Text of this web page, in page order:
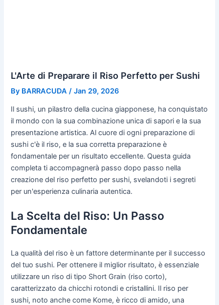
L'Arte di Preparare il Riso Perfetto per Sushi
By BARRACUDA /Jan 29, 2026
Il sushi, un pilastro della cucina giapponese, ha conquistato
il mondo con la sua combinazione unica di sapori e la sua
presentazione artistica. Al cuore di ogni preparazione di
sushi c'è il riso, e la sua corretta preparazione è
fondamentale per un risultato eccellente. Questa guida
completa ti accompagnerà passo dopo passo nella
creazione del riso perfetto per sushi, svelandoti i segreti
per un'esperienza culinaria autentica.
La Scelta del Riso: Un Passo
Fondamentale
La qualità del riso è un fattore determinante per il successo
del tuo sushi. Per ottenere il miglior risultato, è essenziale
utilizzare un riso di tipo Short Grain (riso corto),
caratterizzato da chicchi rotondi e cristallini. Il riso per
sushi, noto anche come Kome, è ricco di amido, una